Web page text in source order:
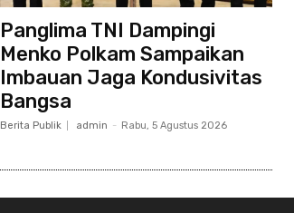
Panglima TNI Dampingi
Menko Polkam Sampaikan
Imbauan Jaga Kondusivitas
Bangsa
Berita Publik admin - Rabu, 5 Agustus 2026